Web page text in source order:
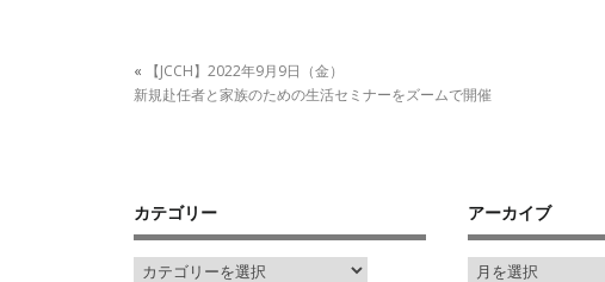
«
【JCCH】2022年9月9日（金）
新規赴任者と家族のための生活セミナーをズームで開催
カテゴリー アーカイブ